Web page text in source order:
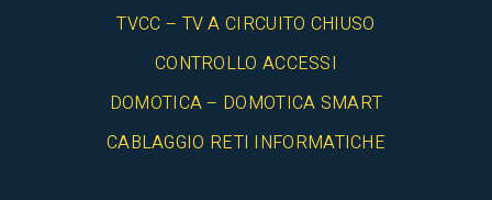
TVCC – TV A CIRCUITO CHIUSO
CONTROLLO ACCESSI
DOMOTICA – DOMOTICA SMART
CABLAGGIO RETI INFORMATICHE